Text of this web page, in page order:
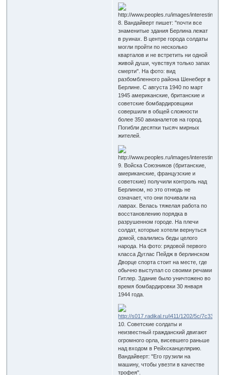
8. Вандайверт пишет: "почти все
знаменитые здания Берлина лежат
в руинах. В центре города солдаты
могли пройти по несколько
кварталов и не встретить ни одной
живой души, чувствуя только запах
смерти". На фото: вид
разбомбленного района Шенеберг в
Берлине. С августа 1940 по март
1945 американские, британские и
советские бомбардировщики
совершили в общей сложности
более 350 авианалетов на город.
Погибли десятки тысяч мирных
жителей.
9. Войска Союзников (британские,
американские, французские и
советские) получили контроль над
Берлином, но это отнюдь не
означает, что они почивали на
лаврах. Велась тяжелая работа по
восстановлению порядка в
разрушенном городе. На плечи
солдат, которые хотели вернуться
домой, свалились беды целого
народа. На фото: рядовой первого
класса Дуглас Пейдж в берлинском
Дворце спорта стоит на месте, где
обычно выступал со своими речами
Гитлер. Здание было уничтожено во
время бомбардировки 30 января
1944 года.
10. Советские солдаты и
неизвестный гражданский двигают
огромного орла, висевшего раньше
над входом в Рейхсканцелярию.
Вандайверт: "Его грузили на
машину, чтобы увезти в качестве
трофея".